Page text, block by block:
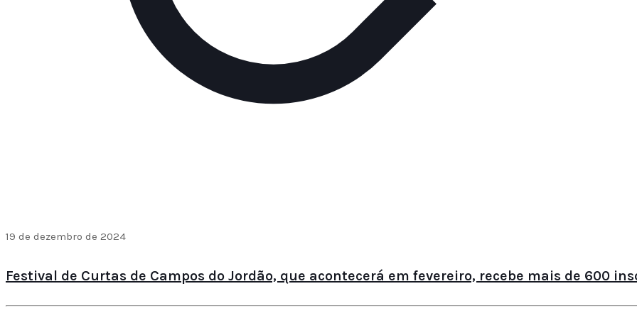
19 de dezembro de 2024
Festival de Curtas de Campos do Jordão, que acontecerá em fevereiro, recebe mais de 600